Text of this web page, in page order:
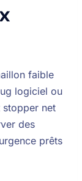
faible
logiciel ou
stopper net
des
prêts